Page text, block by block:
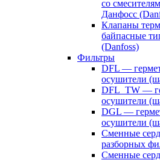
со
Данфосс
Клапаны
байпасные
(Danfoss)
Фильтры
DFL —
осушители
DFL_TW —
осушители
DGL —
осушители
Сменные
разборных
Сменные